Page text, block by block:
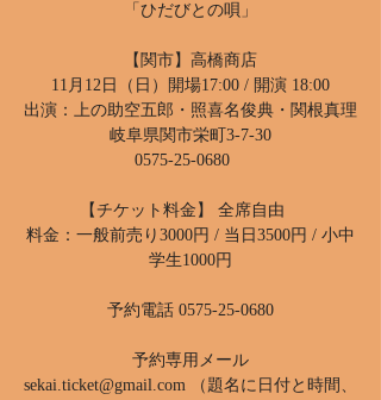
「ひだびとの唄」
【関市】高橋商店
11月12日（日）開場17:00 / 開演 18:00
出演：上の助空五郎・照喜名俊典・関根真理
岐阜県関市栄町3-7-30
0575-25-0680
【チケット料金】 全席自由
料金：一般前売り3000円 / 当日3500円 / 小中
学生1000円
予約電話 0575-25-0680
予約専用メール
sekai.ticket@gmail.com （題名に日付と時間、